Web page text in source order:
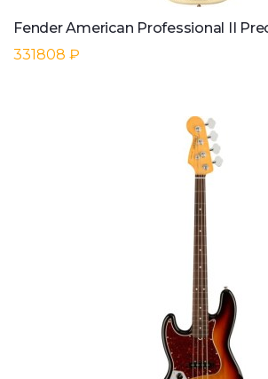
331808 ₽